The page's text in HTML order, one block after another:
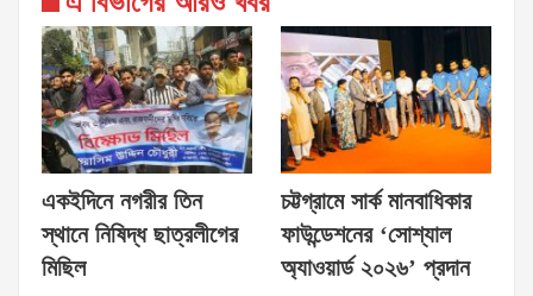
একইদিনে নগরীর তিন
স্থানে নিষিদ্ধ ছাত্রলীগের
মিছিল
চট্টগ্রামে সার্ক মানবাধিকার
ফাউন্ডেশনের ‘সোশ্যাল
অ্যাওয়ার্ড ২০২৬’ প্রদান